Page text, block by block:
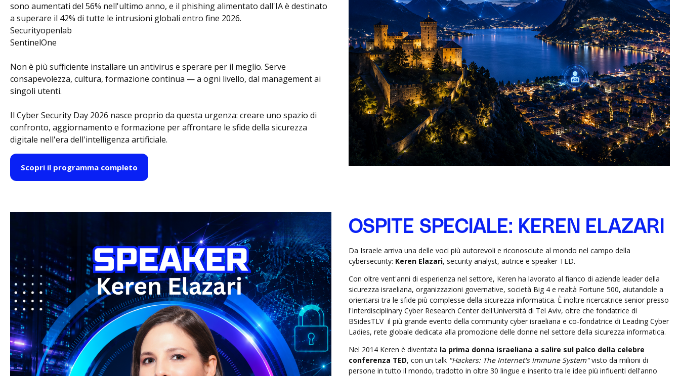
sono aumentati del 56% nell'ultimo anno, e il phishing alimentato dall'IA è destinato
a superare il 42% di tutte le intrusioni globali entro fine 2026.
Securityopenlab
SentinelOne
Non è più sufficiente installare un antivirus e sperare per il meglio. Serve
consapevolezza, cultura, formazione continua — a ogni livello, dal management ai
singoli utenti.
Il Cyber Security Day 2026 nasce proprio da questa urgenza: creare uno spazio di
confronto, aggiornamento e formazione per affrontare le sfide della sicurezza
digitale nell'era dell'intelligenza artificiale.
Scopri il programma completo
OSPITE SPECIALE: KEREN ELAZARI
Da Israele arriva una delle voci più autorevoli e riconosciute al mondo nel campo della
cybersecurity: Keren Elazari, security analyst, autrice e speaker TED.
Con oltre vent'anni di esperienza nel settore, Keren ha lavorato al fianco di aziende leader della
sicurezza israeliana, organizzazioni governative, società Big 4 e realtà Fortune 500, aiutandole a
orientarsi tra le sfide più complesse della sicurezza informatica. È inoltre ricercatrice senior presso
l'Interdisciplinary Cyber Research Center dell'Università di Tel Aviv, oltre che fondatrice di
BSidesTLV il più grande evento della community cyber israeliana e co-fondatrice di Leading Cyber
Ladies, rete globale dedicata alla promozione delle donne nel settore della sicurezza informatica.
Nel 2014 Keren è diventata la prima donna israeliana a salire sul palco della celebre
conferenza TED, con un talk "Hackers: The Internet's Immune System"visto da milioni di
persone in tutto il mondo, tradotto in oltre 30 lingue e inserito tra le idee più influenti dell'anno